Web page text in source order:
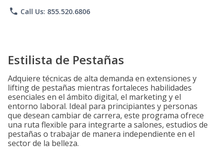
phone Call Us: 855.520.6806
Estilista de Pestañas
Adquiere técnicas de alta demanda en extensiones y
lifting de pestañas mientras fortaleces habilidades
esenciales en el ámbito digital, el marketing y el
entorno laboral. Ideal para principiantes y personas
que desean cambiar de carrera, este programa ofrece
una ruta flexible para integrarte a salones, estudios de
pestañas o trabajar de manera independiente en el
sector de la belleza.